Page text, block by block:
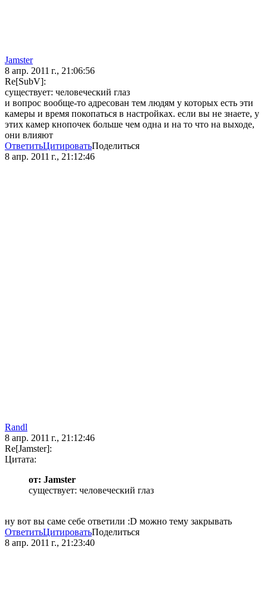
Jamster
8 апр. 2011 г., 21:06:56
Re[SubV]:
существует: человеческий глаз
и вопрос вообще-то адресован тем людям у которых есть эти
камеры и время покопаться в настройках. если вы не знаете, у
этих камер кнопочек больше чем одна и на то что на выходе,
они влияют
ОтветитьЦитироватьПоделиться
8 апр. 2011 г., 21:12:46
Randl
8 апр. 2011 г., 21:12:46
Re[Jamster]:
Цитата:
от: Jamster
существует: человеческий глаз
ну вот вы саме себе ответили :D можно тему закрывать
ОтветитьЦитироватьПоделиться
8 апр. 2011 г., 21:23:40